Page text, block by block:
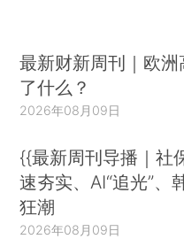
最新财新周刊｜欧
了什么？
2026年08月09日
{{最新周刊导播｜社
速夯实、AI“追光”、
狂潮
2026年08月09日